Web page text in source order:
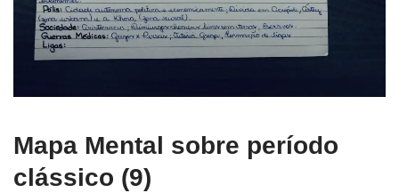
Mapa Mental sobre período
clássico (9)